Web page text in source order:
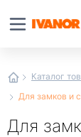
Каталог
Для замков и
Для